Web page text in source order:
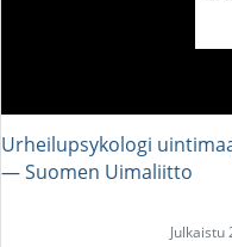
Urheilupsykologi
― Suomen Uimaliitto